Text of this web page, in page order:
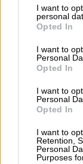
not limited to
grant or deny
use your data
consent section.
I want to
personal
Opted In
I want to
Personal
Opted In
I want to
Personal
Opted In
I want to
Retention,
Personal
Purposes
Υπάρχουν
Διαβάστε